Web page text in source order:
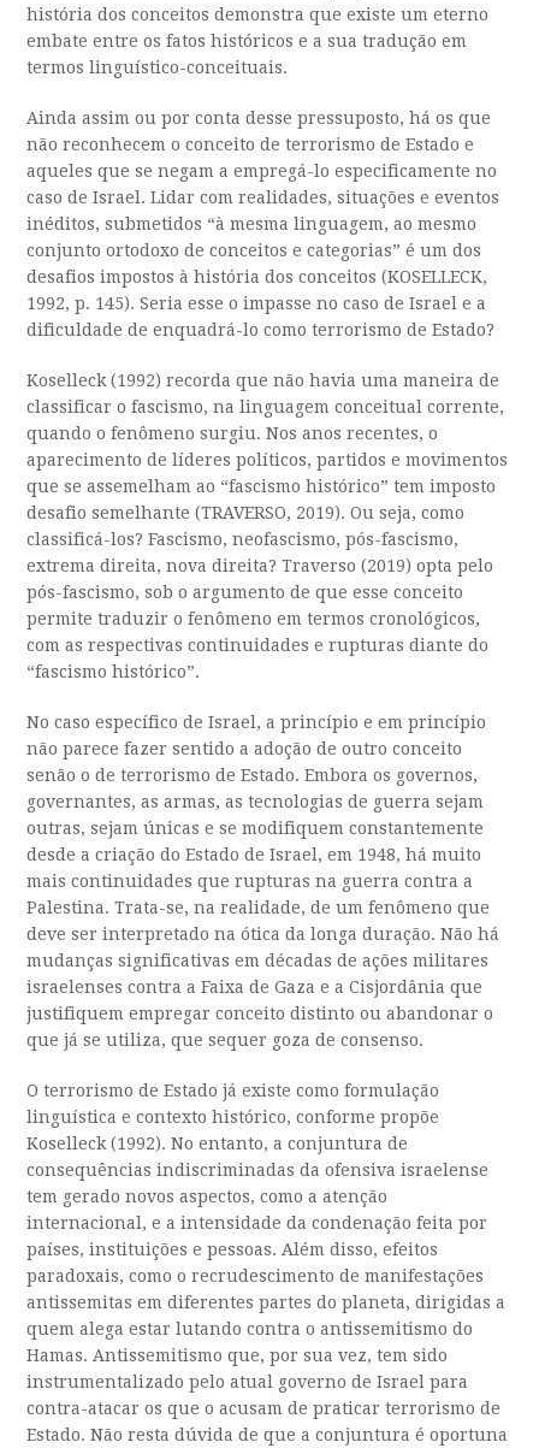
história dos conceitos demonstra que existe um eterno
embate entre os fatos históricos e a sua tradução em
termos linguístico-conceituais.
Ainda assim ou por conta desse pressuposto, há os que
não reconhecem o conceito de terrorismo de Estado e
aqueles que se negam a empregá-lo especificamente no
caso de Israel. Lidar com realidades, situações e eventos
inéditos, submetidos “à mesma linguagem, ao mesmo
conjunto ortodoxo de conceitos e categorias” é um dos
desafios impostos à história dos conceitos (KOSELLECK,
1992, p. 145). Seria esse o impasse no caso de Israel e a
dificuldade de enquadrá-lo como terrorismo de Estado?
Koselleck (1992) recorda que não havia uma maneira de
classificar o fascismo, na linguagem conceitual corrente,
quando o fenômeno surgiu. Nos anos recentes, o
aparecimento de líderes políticos, partidos e movimentos
que se assemelham ao “fascismo histórico” tem imposto
desafio semelhante (TRAVERSO, 2019). Ou seja, como
classificá-los? Fascismo, neofascismo, pós-fascismo,
extrema direita, nova direita? Traverso (2019) opta pelo
pós-fascismo, sob o argumento de que esse conceito
permite traduzir o fenômeno em termos cronológicos,
com as respectivas continuidades e rupturas diante do
“fascismo histórico”.
No caso específico de Israel, a princípio e em princípio
não parece fazer sentido a adoção de outro conceito
senão o de terrorismo de Estado. Embora os governos,
governantes, as armas, as tecnologias de guerra sejam
outras, sejam únicas e se modifiquem constantemente
desde a criação do Estado de Israel, em 1948, há muito
mais continuidades que rupturas na guerra contra a
Palestina. Trata-se, na realidade, de um fenômeno que
deve ser interpretado na ótica da longa duração. Não há
mudanças significativas em décadas de ações militares
israelenses contra a Faixa de Gaza e a Cisjordânia que
justifiquem empregar conceito distinto ou abandonar o
que já se utiliza, que sequer goza de consenso.
O terrorismo de Estado já existe como formulação
linguística e contexto histórico, conforme propõe
Koselleck (1992). No entanto, a conjuntura de
consequências indiscriminadas da ofensiva israelense
tem gerado novos aspectos, como a atenção
internacional, e a intensidade da condenação feita por
países, instituições e pessoas. Além disso, efeitos
paradoxais, como o recrudescimento de manifestações
antissemitas em diferentes partes do planeta, dirigidas a
quem alega estar lutando contra o antissemitismo do
Hamas. Antissemitismo que, por sua vez, tem sido
instrumentalizado pelo atual governo de Israel para
contra-atacar os que o acusam de praticar terrorismo de
Estado. Não resta dúvida de que a conjuntura é oportuna